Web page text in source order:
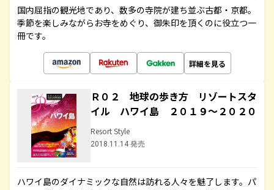
国内屈指の観光地であり、数多の寺院が建ち並ぶ古都・京都。
季節を楽しみながらお寺をめぐり、御朱印を頂くのに役立つ一
冊です。
詳細を見る
Ｒ０２ 地球の歩き方 リゾートスタ
イル ハワイ島 ２０１９～２０２０
Resort Style
2018.11.14 発売
ハワイ島のダイナミックな自然は訪れる人々を魅了します。パ